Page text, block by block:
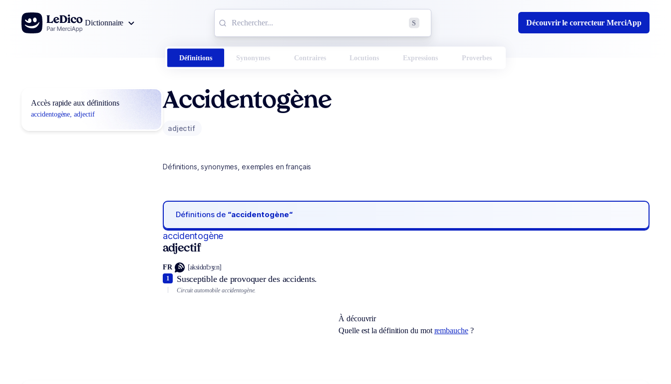
Aller au contenu
Dictionnaire
S Découvrir le correcteur MerciApp
Définitions Synonymes Contraires Locutions Expressions Proverbes
Accès rapide aux définitions
accidentogène, adjectif
Accidentogène
adjectif
Définitions, synonymes, exemples en français
Définitions de “accidentogène“
accidentogène
adjectif
FR [aksidɑ̃tɔʒɛn]
Susceptible de provoquer des accidents.
1
Circuit automobile accidentogène.
À découvrir
Quelle est la définition du mot rembauche?